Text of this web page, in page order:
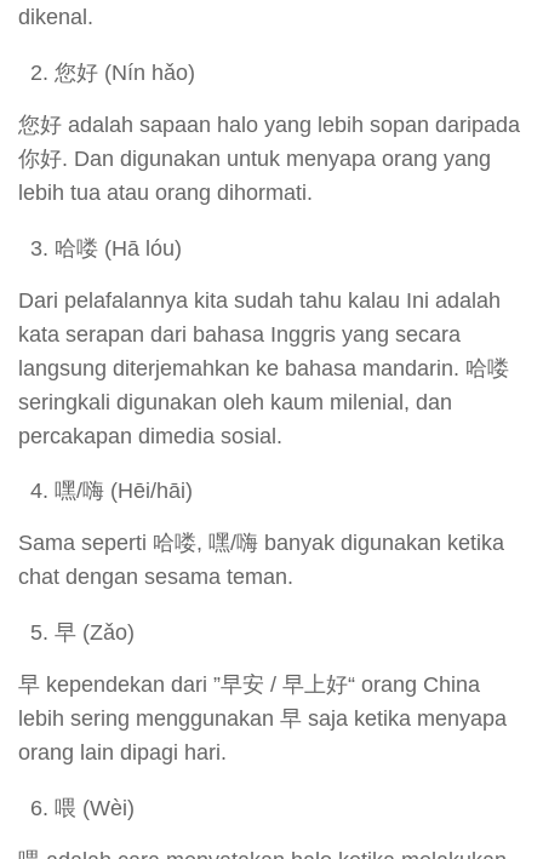
dikenal.
您好 (Nín hǎo)
您好 adalah sapaan halo yang lebih sopan daripada
你好. Dan digunakan untuk menyapa orang yang
lebih tua atau orang dihormati.
哈喽 (Hā lóu)
Dari pelafalannya kita sudah tahu kalau Ini adalah
kata serapan dari bahasa Inggris yang secara
langsung diterjemahkan ke bahasa mandarin. 哈喽
seringkali digunakan oleh kaum milenial, dan
percakapan dimedia sosial.
嘿/嗨 (Hēi/hāi)
Sama seperti 哈喽, 嘿/嗨 banyak digunakan ketika
chat dengan sesama teman.
早 (Zǎo)
早 kependekan dari ”早安 / 早上好“ orang China
lebih sering menggunakan 早 saja ketika menyapa
orang lain dipagi hari.
喂 (Wèi)